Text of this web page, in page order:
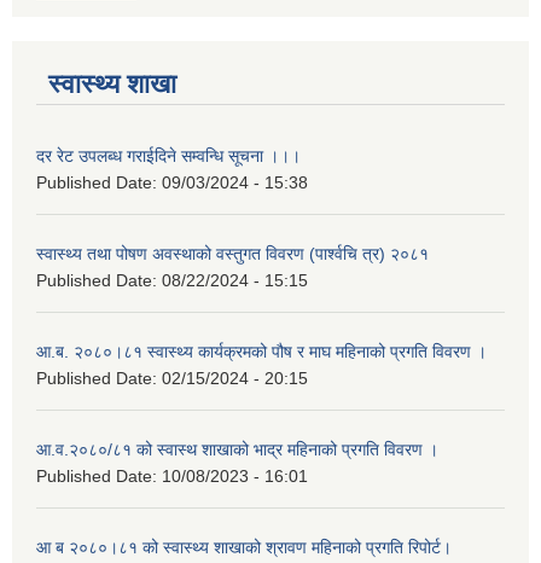
स्वास्थ्य शाखा
दर रेट उपलब्ध गराईदिने सम्वन्धि सूचना ।।।
Published Date: 09/03/2024 - 15:38
स्वास्थ्य तथा पोषण अवस्थाको वस्तुगत विवरण (पार्श्वचि त्र) २०८१
Published Date: 08/22/2024 - 15:15
आ.ब. २०८०।८१ स्वास्थ्य कार्यक्रमको पौष र माघ महिनाको प्रगति विवरण ।
Published Date: 02/15/2024 - 20:15
आ.व.२०८०/८१ को स्वास्थ शाखाको भाद्र महिनाको प्रगति विवरण ।
Published Date: 10/08/2023 - 16:01
आ ब २०८०।८१ को स्वास्थ्य शाखाको श्रावण महिनाको प्रगति रिपोर्ट।